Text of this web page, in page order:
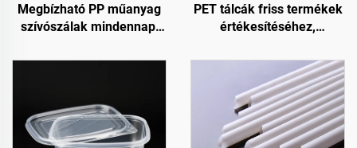
Megbízható PP műanyag
szívószálak mindennapi
PET tálcák friss termékek
értékesítéséhez,
tárolásához